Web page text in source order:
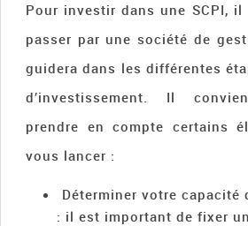
Pour investir dans une SCPI, il
passer par une société de
guidera dans les différentes
d’investissement. Il
prendre en compte certains
vous lancer :
Déterminer votre capacité
: il est important de fixer